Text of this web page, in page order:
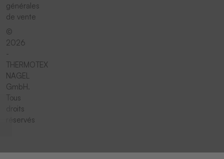
générales
de vente
©
2026
-
THERMOTEX
NAGEL
GmbH.
Tous
droits
réservés